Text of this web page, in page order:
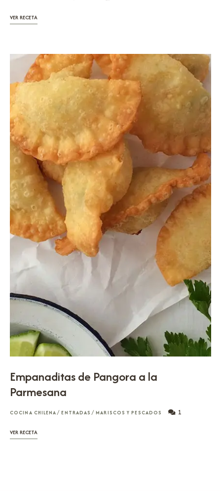
VER RECETA
Empanaditas de Pangora a la
Parmesana
COCINA CHILENA/ ENTRADAS / MARISCOS Y PESCADOS 1
VER RECETA